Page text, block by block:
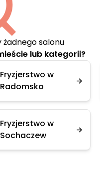
żadnego salonu
lub kategorii?
Fryzjerstwo w
Radomsko
Fryzjerstwo w
Sochaczew